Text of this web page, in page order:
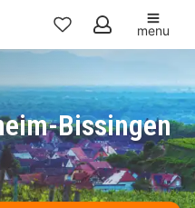
Meine
menu
Bissingen